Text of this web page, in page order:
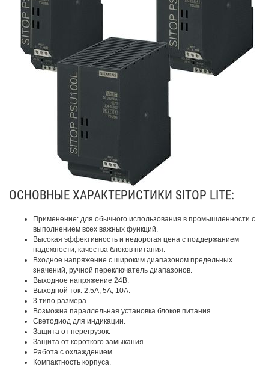
ОСНОВНЫЕ ХАРАКТЕРИСТИКИ SITOP LITE:
Применение: для обычного использования в промышленности с
выполнением всех важных функций.
Высокая эффективность и недорогая цена с поддержанием
надежности, качества блоков питания.
Входное напряжение с широким диапазоном предельных
значений, ручной переключатель диапазонов.
Выходное напряжение 24В.
Выходной ток: 2.5А, 5А, 10А.
3 типо размера.
Возможна параллельная установка блоков питания.
Светодиод для индикации.
Защита от перегрузок.
Защита от короткого замыкания.
Работа с охлаждением.
Компактность корпуса.